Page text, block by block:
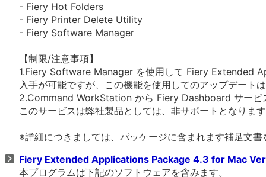
- Fiery Hot Folders
- Fiery Printer Delete Utility
- Fiery Software Manager
【制限/注意事項】
1.Fiery Software Manager を使用して Fiery Extended
入手が可能ですが、この機能を使用してのアップデート
2.Command WorkStation から Fiery Dashboard サービ
このサービスは弊社製品としては、非サポートとなりま
※詳細につきましては、パッケージに含まれます補足文
Fiery Extended Applications Package 4.3 for Mac
本プログラムは下記のソフトウェアを含みます。